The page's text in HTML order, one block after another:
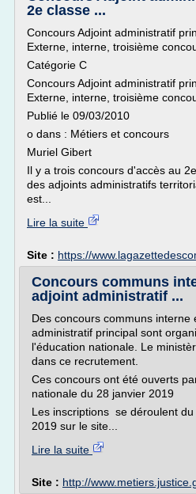
2e classe ...
Concours Adjoint administratif
Externe, interne, troisième
Catégorie C
Concours Adjoint administratif
Externe, interne, troisième
Publié le 09/03/2010
o dans : Métiers et concours
Muriel Gibert
Il y a trois concours d'accès au
des adjoints administratifs
est...
Lire la suite
Site : https://
Concours communs
adjoint administratif ...
Des concours communs interne
administratif principal sont
l'éducation nationale. Le
dans ce recrutement.
Ces concours ont été ouverts
nationale du 28 janvier 2019
Les inscriptions se déroulent
2019 sur le site...
Lire la suite
Site : http://